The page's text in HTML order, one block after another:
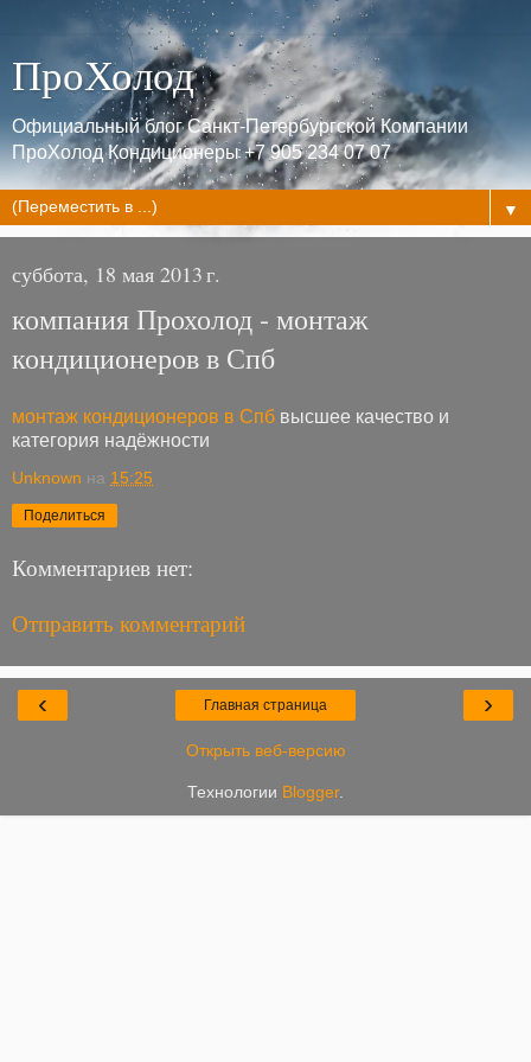
ПроХолод
Официальный блог Санкт-Петербургской Компании
ПроХолод Кондиционеры +7 905 234 07 07
▼
суббота, 18 мая 2013 г.
компания Прохолод - монтаж
кондиционеров в Спб
монтаж кондиционеров в Спб высшее качество и
категория надёжности
Unknown на 15:25
Поделиться
Комментариев нет:
Отправить комментарий
‹ ›
Главная страница
Открыть веб-версию
Технологии Blogger.